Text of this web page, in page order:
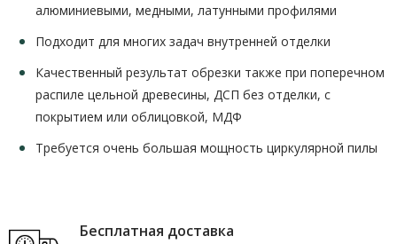
алюминиевыми, медными, латунными профилями
Подходит для многих задач внутренней отделки
Качественный результат обрезки также при поперечном
распиле цельной древесины, ДСП без отделки, с
покрытием или облицовкой, МДФ
Требуется очень большая мощность циркулярной пилы
Бесплатная доставка